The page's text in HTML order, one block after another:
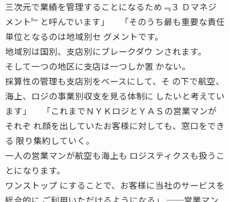
三次元で業績を管理することになるため﹃３ Ｄマネジ
メント﹄と呼んでいます」 「そのうち最も重要な責任
単位となるのは地域別セ グメントです。
地域別は国別、支店別にブレークダウ ンされます。
そして一つの地区に支店は一つしか置 かない。
採算性の管理も支店別をベースにして、そ の下で航空、
海上、ロジの事業別収支を見る体制に したいと考えてい
ます」 「これまでＮＹＫロジとＹＡＳの営業マンが
それぞ れ顔を出していたお客様に対しても、窓口をでき
る 限り集約していく。
一人の営業マンが航空も海上も ロジスティクスも扱うこ
とになります。
ワンストップ にすることで、お客様に当社のサービスを